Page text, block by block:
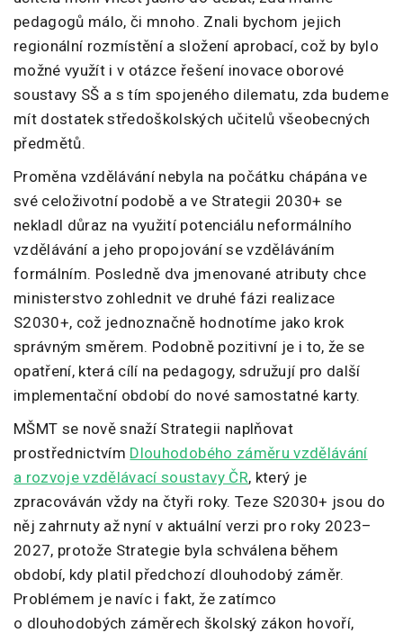
pedagogů málo, či mnoho. Znali bychom jejich
regionální rozmístění a složení aprobací, což by bylo
možné využít i v otázce řešení inovace oborové
soustavy SŠ a s tím spojeného dilematu, zda budeme
mít dostatek středoškolských učitelů všeobecných
předmětů.
Proměna vzdělávání nebyla na počátku chápána ve
své celoživotní podobě a ve Strategii 2030+ se
nekladl důraz na využití potenciálu neformálního
vzdělávání a jeho propojování se vzděláváním
formálním. Posledně dva jmenované atributy chce
ministerstvo zohlednit ve druhé fázi realizace
S2030+, což jednoznačně hodnotíme jako krok
správným směrem. Podobně pozitivní je i to, že se
opatření, která cílí na pedagogy, sdružují pro další
implementační období do nové samostatné karty.
MŠMT se nově snaží Strategii naplňovat
prostřednictvím Dlouhodobého záměru vzdělávání
a rozvoje vzdělávací soustavy ČR, který je
zpracováván vždy na čtyři roky. Teze S2030+ jsou do
něj zahrnuty až nyní v aktuální verzi pro roky 2023–
2027, protože Strategie byla schválena během
období, kdy platil předchozí dlouhodobý záměr.
Problémem je navíc i fakt, že zatímco
o dlouhodobých záměrech školský zákon hovoří,